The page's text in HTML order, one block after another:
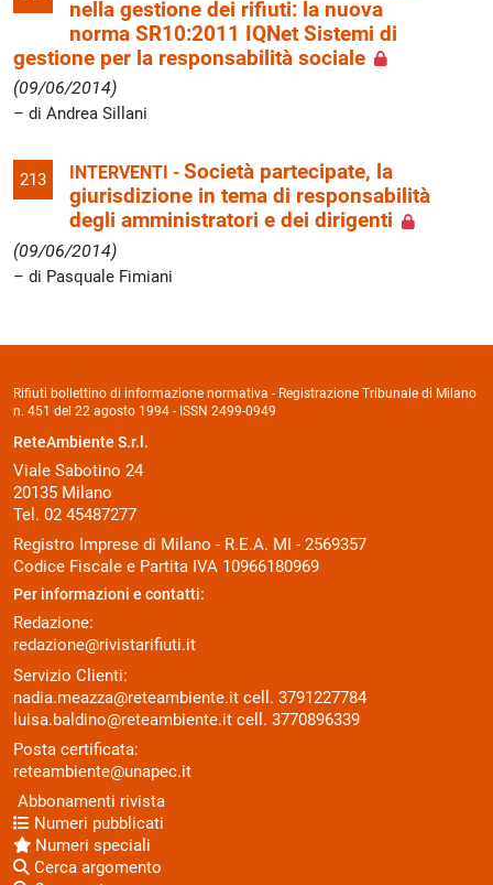
nella gestione dei rifiuti: la nuova
norma SR10:2011 IQNet Sistemi di
gestione per la responsabilità sociale
(09/06/2014)
di Andrea Sillani
213 INTERVENTI - Società partecipate, la
giurisdizione in tema di responsabilità
degli amministratori e dei dirigenti
(09/06/2014)
di Pasquale Fimiani
Rifiuti bollettino di informazione normativa - Registrazione Tribunale di Milano
n. 451 del 22 agosto 1994 - ISSN 2499-0949
ReteAmbiente S.r.l.
Viale Sabotino 24
20135 Milano
Tel. 02 45487277
Registro Imprese di Milano - R.E.A. MI - 2569357
Codice Fiscale e Partita IVA 10966180969
Per informazioni e contatti:
Redazione:
redazione@rivistarifiuti.it
Servizio Clienti:
nadia.meazza@reteambiente.it cell. 3791227784
luisa.baldino@reteambiente.it cell. 3770896339
Posta certificata:
reteambiente@unapec.it
Abbonamenti rivista
Numeri pubblicati
Numeri speciali
Cerca argomento